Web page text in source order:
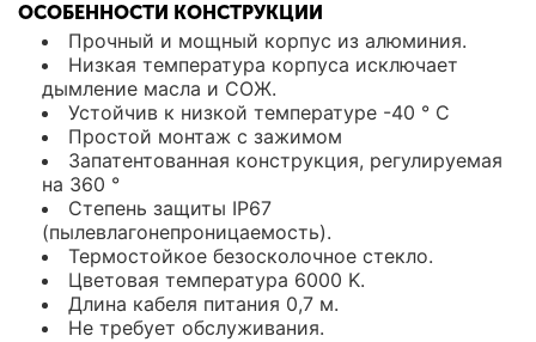
ОСОБЕННОСТИ КОНСТРУКЦИИ
Прочный и мощный корпус из алюминия.
Низкая температура корпуса исключает
дымление масла и СОЖ.
Устойчив к низкой температуре -40 ° C
Простой монтаж с зажимом
Запатентованная конструкция, регулируемая
на 360 °
Степень защиты IP67
(пылевлагонепроницаемость).
Термостойкое безосколочное стекло.
Цветовая температура 6000 K.
Длина кабеля питания 0,7 м.
Не требует обслуживания.